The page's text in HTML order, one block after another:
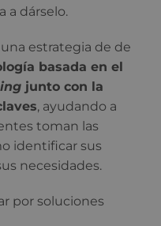
a dárselo.
estrategia de de
basada en el
junto con la
, ayudando a
toman las
identificar sus
necesidades.
por soluciones